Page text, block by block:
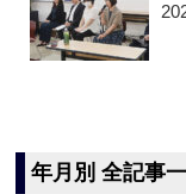
年月別 全記事